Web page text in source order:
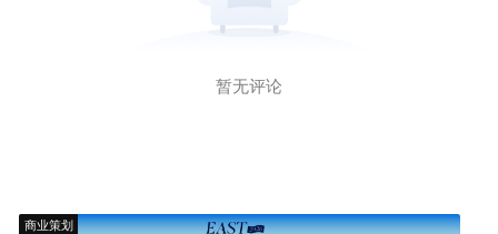
暂无评论
商业策划